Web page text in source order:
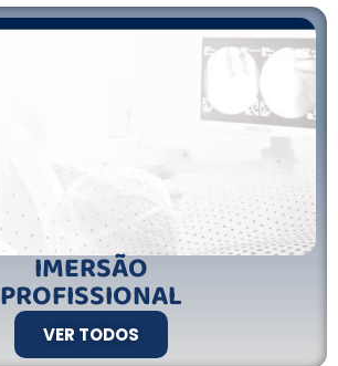
IMERSÃO
PROFISSIONAL
VER TODOS